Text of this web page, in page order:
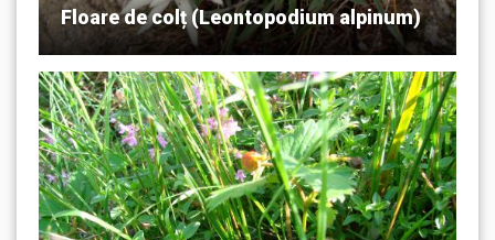
Floare de colț (Leontopodium alpinum)